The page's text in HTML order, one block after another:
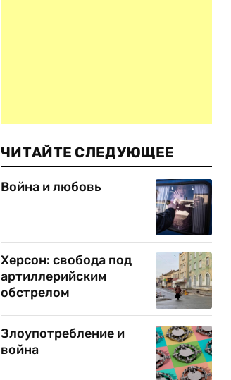
ЧИТАЙТЕ СЛЕДУЮЩЕЕ
Война и любовь
Херсон: свобода под
артиллерийским
обстрелом
Злоупотребление и
война